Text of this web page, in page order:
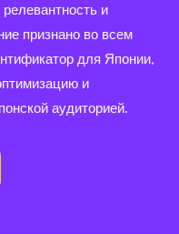
и
признано во всем
для Японии,
и
аудиторией.